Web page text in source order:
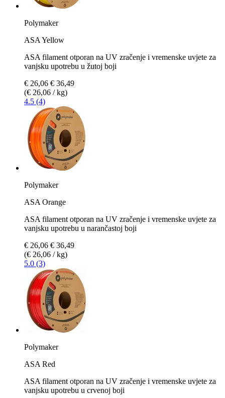
Polymaker
ASA Yellow
ASA filament otporan na UV zračenje i vremenske uvjete za
vanjsku upotrebu u žutoj boji
€ 26,06 € 36,49
(€ 26,06 / kg)
4.5 (4)
Polymaker
ASA Orange
ASA filament otporan na UV zračenje i vremenske uvjete za
vanjsku upotrebu u narančastoj boji
€ 26,06 € 36,49
(€ 26,06 / kg)
5.0 (3)
Polymaker
ASA Red
ASA filament otporan na UV zračenje i vremenske uvjete za
vanjsku upotrebu u crvenoj boji